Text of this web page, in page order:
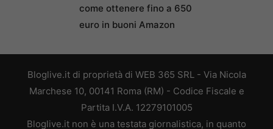
come ottenere fino a 650
euro in buoni Amazon
Bloglive.it di proprietà di WEB 365 SRL - Via Nicola
Marchese 10, 00141 Roma (RM) - Codice Fiscale e
Partita I.V.A. 12279101005
Bloglive.it non è una testata giornalistica, in quanto